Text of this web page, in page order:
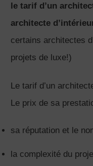
le tarif d’un
architecte
certains architectes
projets de luxe!)
Le tarif d’un
Le prix de sa
sa réputation et le
la complexité du